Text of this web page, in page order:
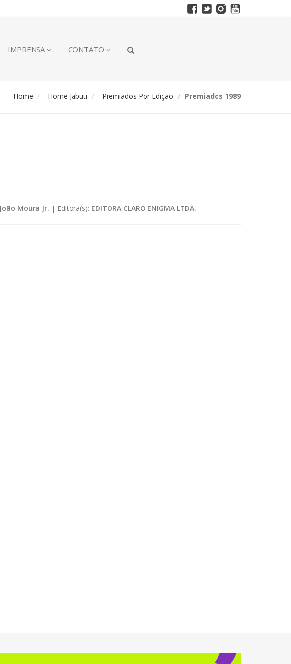
IMPRENSA CONTATO
Home Home Jabuti Premiados Por Edição Premiados 1989
João Moura Jr. | Editora(s): EDITORA CLARO ENIGMA LTDA.